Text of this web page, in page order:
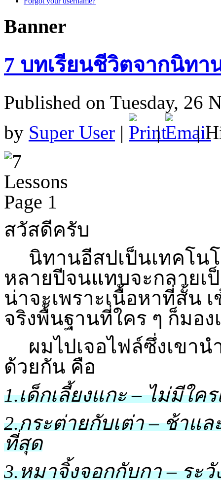
Banner
7 บทเรียนชีวิตจากนิทา
Published on Tuesday, 26
by Super User | | |
สวัสดีครับ
นิทานอีสปเป็นเทคโนโ
หลายปีจนแทบจะกลายเ
น่าจะเพราะเนื้อหาที่สั้น
จริงพื้นฐานที่ใคร ๆ ก็มอง
ผมไปเจอไฟล์ซึ่งเขาน
ด้วยกัน คือ
1.เด็กเลี้ยงแกะ – ไม่มีใ
2.กระต่ายกับเต่า – ช้าแ
ที่สุด
3.หมาจิ้งจอกกับกา – ระ